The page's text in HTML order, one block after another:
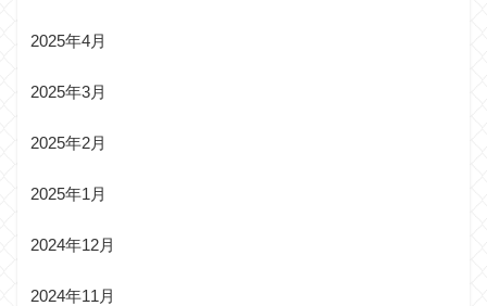
2025年4月
2025年3月
2025年2月
2025年1月
2024年12月
2024年11月